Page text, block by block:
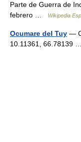
Parte de Guerra de
febrero …
Wikipedia
Ocumare del Tuy —
10.11361, 66.78139